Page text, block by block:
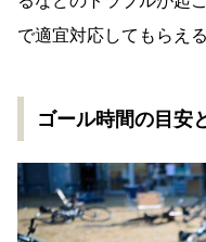
で適宜対応してもらえる
ゴール時間の目安